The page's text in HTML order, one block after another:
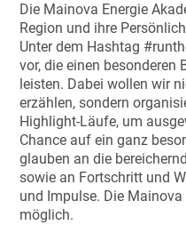
Die Mainova Energie
Region und ihre
Unter dem Hashtag
vor, die einen besonderen
leisten. Dabei wollen wir
erzählen, sondern
Highlight-Läufe, um
Chance auf ein ganz
glauben an die
sowie an Fortschritt und
und Impulse. Die
möglich.